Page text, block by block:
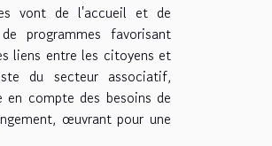
vont de l'accueil et de
programmes favorisant
liens entre les citoyens et
du secteur associatif,
compte des besoins de
œuvrant pour une